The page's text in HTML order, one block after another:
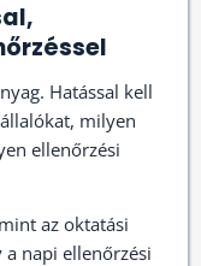
Hatással kell
milyen
ellenőrzési
az oktatási
napi ellenőrzési